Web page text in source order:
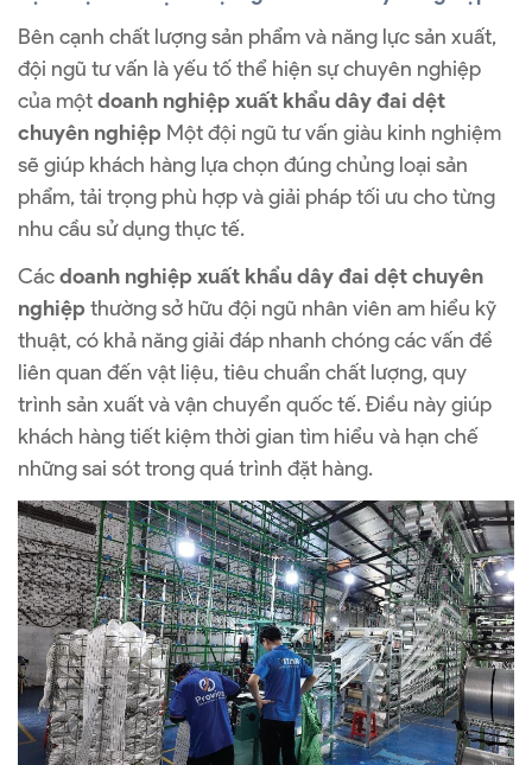
Bên cạnh chất lượng sản phẩm và năng lực sản xuất,
đội ngũ tư vấn là yếu tố thể hiện sự chuyên nghiệp
của mộtdoanh nghiệp xuất khẩu dây đai dệt
chuyên nghiệp Một đội ngũ tư vấn giàu kinh nghiệm
sẽ giúp khách hàng lựa chọn đúng chủng loại sản
phẩm, tải trọng phù hợp và giải pháp tối ưu cho từng
nhu cầu sử dụng thực tế.
Cácdoanh nghiệp xuất khẩu dây đai dệt chuyên
nghiệpthường sở hữu đội ngũ nhân viên am hiểu kỹ
thuật, có khả năng giải đáp nhanh chóng các vấn đề
liên quan đến vật liệu, tiêu chuẩn chất lượng, quy
trình sản xuất và vận chuyển quốc tế. Điều này giúp
khách hàng tiết kiệm thời gian tìm hiểu và hạn chế
những sai sót trong quá trình đặt hàng.